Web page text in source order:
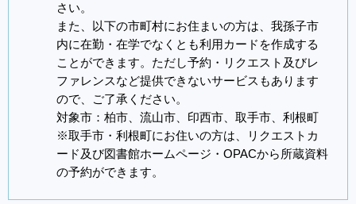
さい。
また、以下の市町村にお住まいの方は、我孫子市
内に在勤・在学でなくとも利用カードを作成する
ことができます。ただし予約・リクエスト及びレ
ファレンスなど提供できないサービスもあります
ので、ご了承ください。
対象市：柏市、流山市、印西市、取手市、利根町
※取手市・利根町にお住いの方は、リクエストカ
ード及び図書館ホームページ・OPACから所蔵資料
の予約ができます。